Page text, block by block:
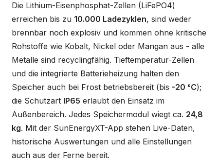
Die Lithium-Eisenphosphat-Zellen (LiFePO4)
erreichen bis zu 10.000 Ladezyklen, sind weder
brennbar noch explosiv und kommen ohne kritische
Rohstoffe wie Kobalt, Nickel oder Mangan aus - alle
Metalle sind recyclingfähig. Tieftemperatur-Zellen
und die integrierte Batterieheizung halten den
Speicher auch bei Frost betriebsbereit (bis -20 °C);
die Schutzart IP65 erlaubt den Einsatz im
Außenbereich. Jedes Speichermodul wiegt ca. 24,8
kg. Mit der SunEnergyXT-App stehen Live-Daten,
historische Auswertungen und alle Einstellungen
auch aus der Ferne bereit.